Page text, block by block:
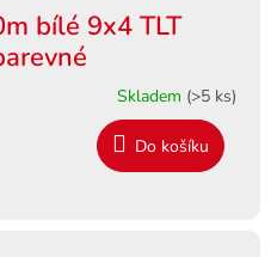
bílé 9x4 TLT
Skladem (>5 ks)
Do košíku